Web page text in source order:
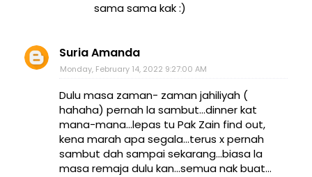
sama sama kak :)
Suria Amanda
Monday, February 14, 2022 9:27:00 AM
Dulu masa zaman- zaman jahiliyah (
hahaha) pernah la sambut...dinner kat
mana-mana...lepas tu Pak Zain find out,
kena marah apa segala...terus x pernah
sambut dah sampai sekarang...biasa la
masa remaja dulu kan...semua nak buat...